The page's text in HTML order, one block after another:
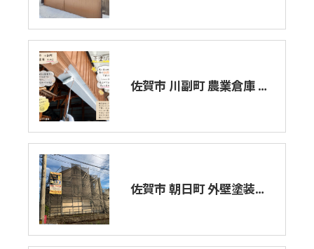
佐賀市 川副町 農業倉庫 外壁塗装 その2
佐賀市 朝日町 外壁塗装工事。